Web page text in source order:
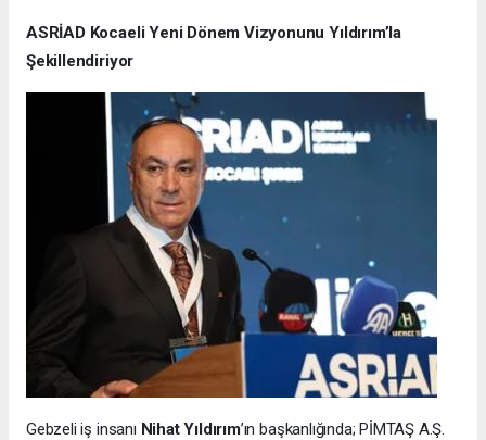
ASRİAD Kocaeli Yeni Dönem Vizyonunu Yıldırım’la
Şekillendiriyor
Gebzeli iş insanı Nihat Yıldırım’ın başkanlığında; PİMTAŞ A.Ş.